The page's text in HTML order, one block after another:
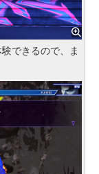
できるので、ま